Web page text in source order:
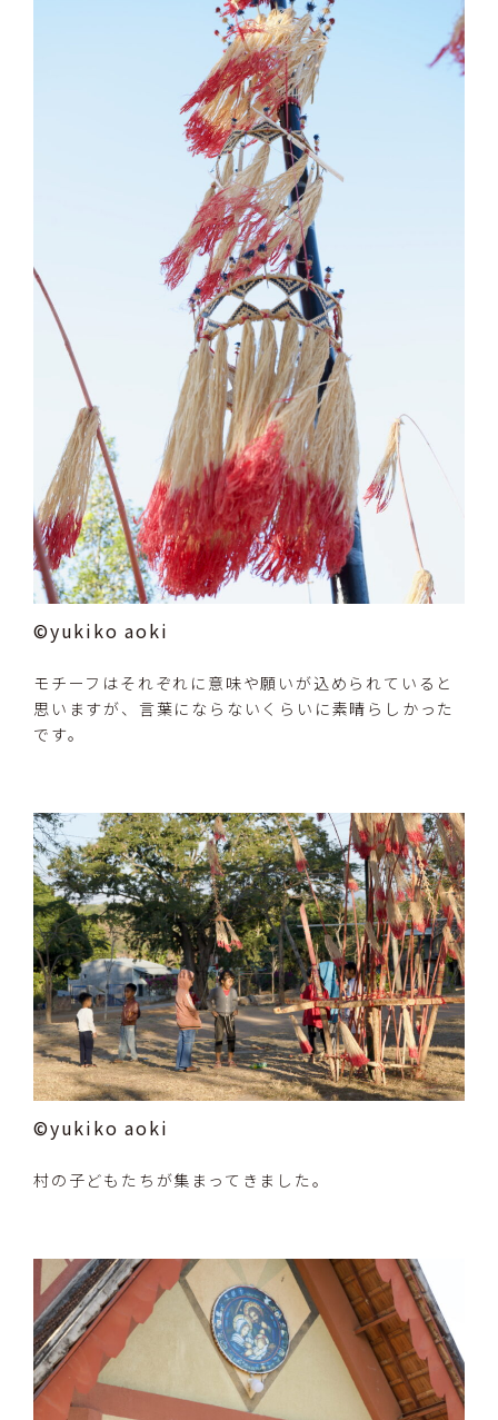
©yukiko aoki
モチーフはそれぞれに意味や願いが込められていると
思いますが、言葉にならないくらいに素晴らしかった
です。
©yukiko aoki
村の子どもたちが集まってきました。